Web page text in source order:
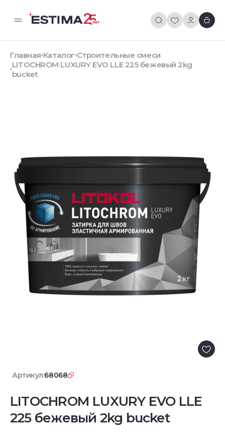
Главная Каталог Строительные смеси
LITOCHROM LUXURY EVO LLE 225 бежевый 2kg
bucket
Артикул:68068
LITOCHROM LUXURY EVO LLE
225 бежевый 2kg bucket